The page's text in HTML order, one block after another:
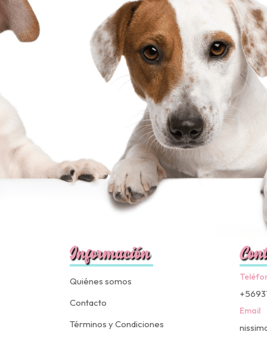
Información
Quiénes somos
Contacto
Términos y Condiciones
Email